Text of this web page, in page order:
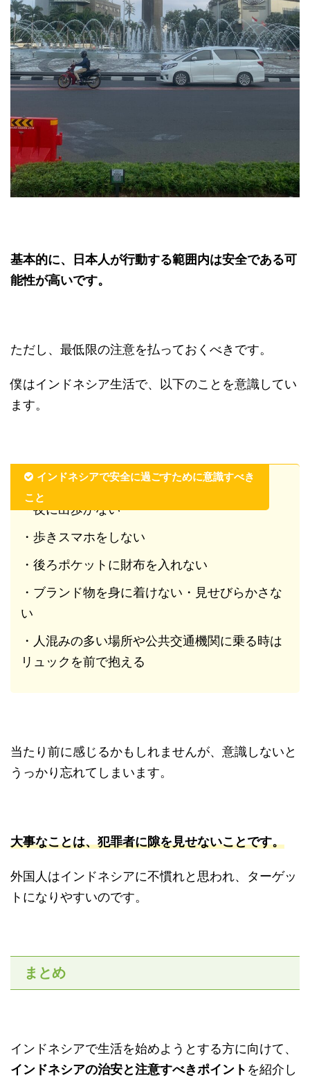
基本的に、日本人が行動する範囲内は安全である可
能性が高いです。
ただし、最低限の注意を払っておくべきです。
僕はインドネシア生活で、以下のことを意識してい
ます。
インドネシアで安全に過ごすために意識すべき
こと
・夜に出歩かない
・歩きスマホをしない
・後ろポケットに財布を入れない
・ブランド物を身に着けない・見せびらかさな
い
・人混みの多い場所や公共交通機関に乗る時は
リュックを前で抱える
当たり前に感じるかもしれませんが、意識しないと
うっかり忘れてしまいます。
大事なことは、犯罪者に隙を見せないことです。
外国人はインドネシアに不慣れと思われ、ターゲッ
トになりやすいのです。
まとめ
インドネシアで生活を始めようとする方に向けて、
インドネシアの治安と注意すべきポイント を紹介し